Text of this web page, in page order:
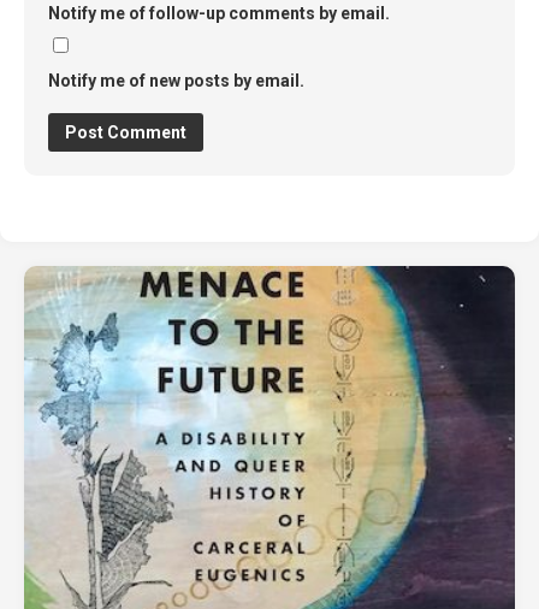
Notify me of follow-up comments by email.
Notify me of new posts by email.